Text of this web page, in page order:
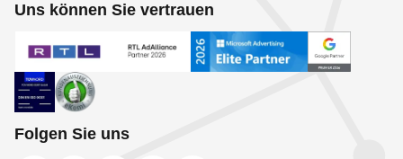
Uns können Sie vertrauen
Folgen Sie uns